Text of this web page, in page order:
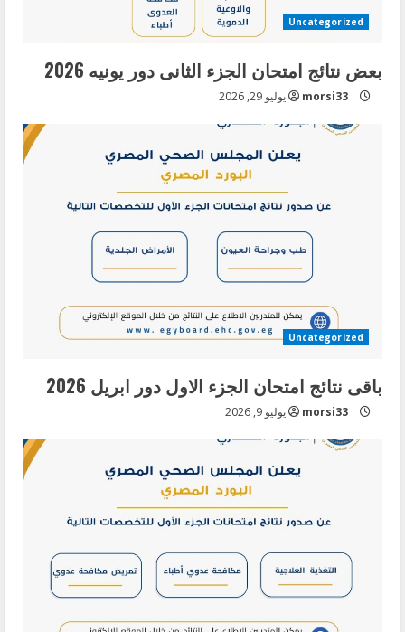
Uncategorized
بعض نتائج امتحان الجزء الثانى دور يونيه 2026
morsi33 يوليو 29, 2026
Uncategorized
باقى نتائج امتحان الجزء الاول دور ابريل 2026
morsi33 يوليو 9, 2026